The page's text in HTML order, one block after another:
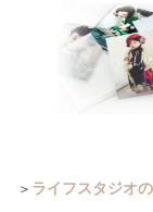
＞ ライフスタジオの